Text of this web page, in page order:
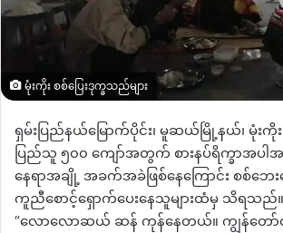
မုံးကိုး စစ်ပြေးဒုက္ခသည်များ
ရှမ်းပြည်နယ်မြောက်ပိုင်း၊ မူဆယ်မြို့နယ်၊ မုံးကိုး
ပြည်သူ ၅၀၀ ကျော်အတွက် စားနပ်ရိက္ခာအပါ
နေရာအချို့ အခက်အခဲဖြစ်နေ‌ကြောင်း စစ်ဘေး‌ရှ
ကူညီစောင့်ရှောက်ပေးနေသူများထံမှ သိရသည်။
“လောလောဆယ် ဆန် ကုန်နေတယ်။ ကျွန်တေ